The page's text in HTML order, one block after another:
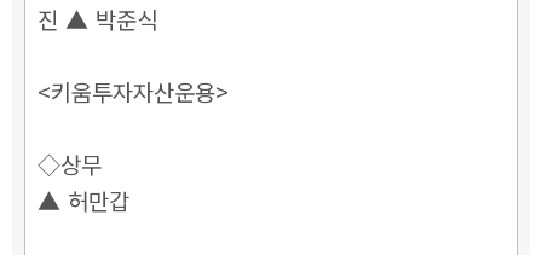
진 ▲ 박준식
<키움투자자산운용>
◇상무
▲ 허만갑